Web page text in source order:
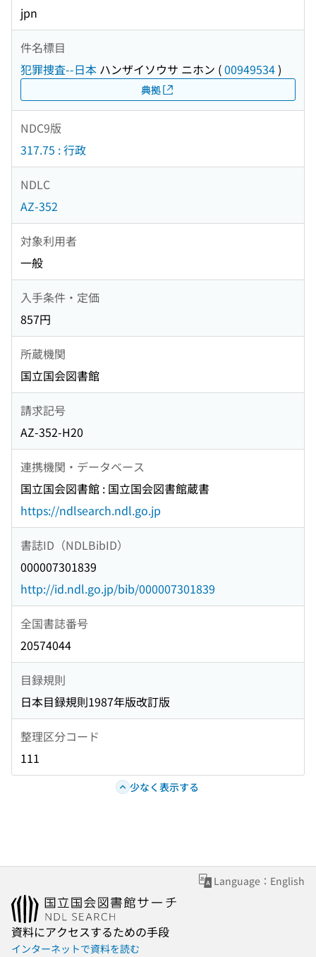
jpn
件名標目
犯罪捜査--日本 ハンザイソウサ ニホン (00949534)
典拠
NDC9版
317.75 : 行政
NDLC
AZ-352
対象利用者
一般
入手条件・定価
857円
所蔵機関
国立国会図書館
請求記号
AZ-352-H20
連携機関・データベース
国立国会図書館 : 国立国会図書館蔵書
https://ndlsearch.ndl.go.jp
書誌ID（NDLBibID）
000007301839
http://id.ndl.go.jp/bib/000007301839
全国書誌番号
20574044
目録規則
日本目録規則1987年版改訂版
整理区分コード
111
少なく表示する
Language：English
資料にアクセスするための手段
インターネットで資料を読む